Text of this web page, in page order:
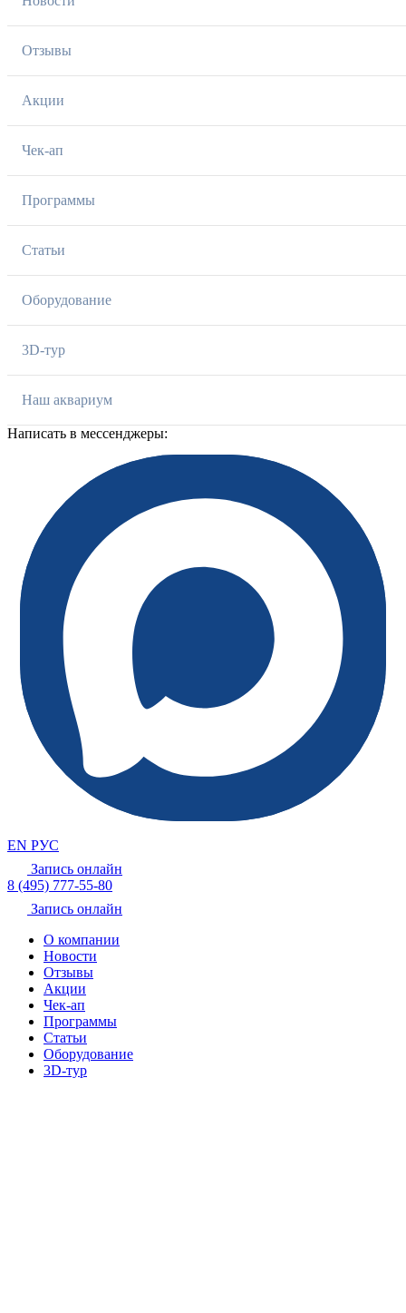
Отзывы
Акции
Чек-ап
Программы
Статьи
Оборудование
3D-тур
Наш аквариум
Написать в мессенджеры:
EN РУС
Запись онлайн
8 (495) 777-55-80
Запись онлайн
О компании
Новости
Отзывы
Акции
Чек-ап
Программы
Статьи
Оборудование
3D-тур